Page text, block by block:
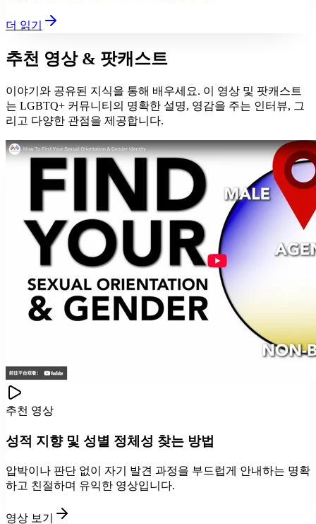
더 읽기
추천 영상 & 팟캐스트
이야기와 공유된 지식을 통해 배우세요. 이 영상 및 팟캐스트
는 LGBTQ+ 커뮤니티의 명확한 설명, 영감을 주는 인터뷰, 그
리고 다양한 관점을 제공합니다.
추천 영상
성적 지향 및 성별 정체성 찾는 방법
압박이나 판단 없이 자기 발견 과정을 부드럽게 안내하는 명확
하고 친절하며 유익한 영상입니다.
영상 보기